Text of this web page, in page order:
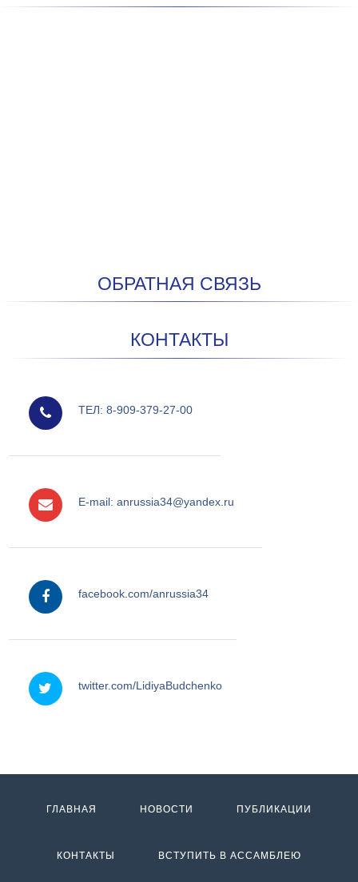
ОБРАТНАЯ СВЯЗЬ
КОНТАКТЫ
ТЕЛ: 8-909-379-27-00
E-mail: anrussia34@yandex.ru
facebook.com/anrussia34
twitter.com/LidiyaBudchenko
ГЛАВНАЯ НОВОСТИ ПУБЛИКАЦИИ
КОНТАКТЫ ВСТУПИТЬ В АССАМБЛЕЮ